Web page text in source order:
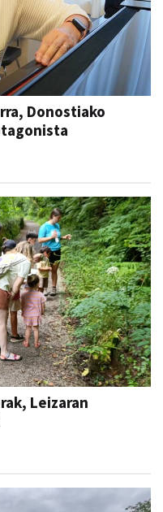
Donostiako
Leizaran